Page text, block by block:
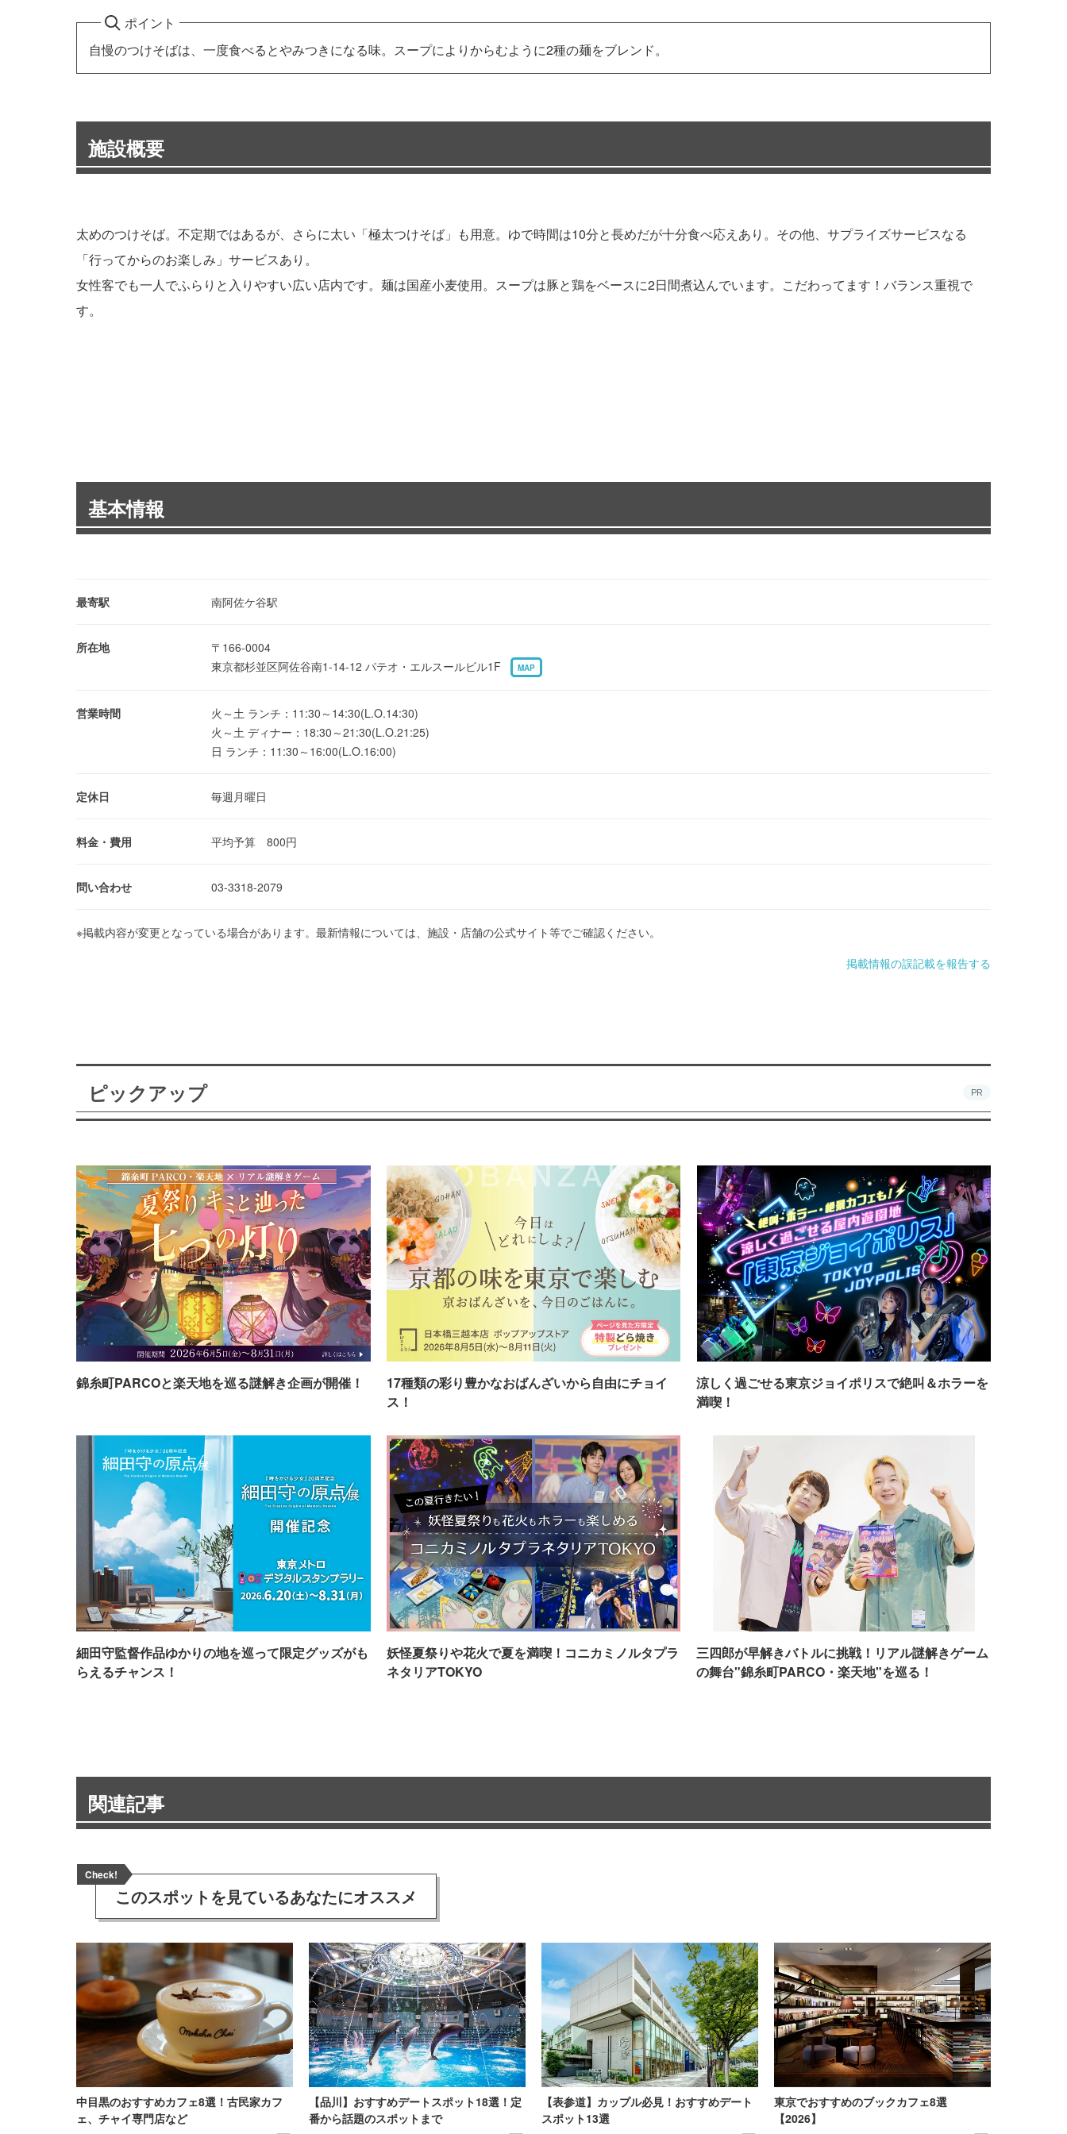
ポイント
自慢のつけそばは、一度食べるとやみつきになる味。スープによりからむように2種の麺をブレンド。
施設概要
太めのつけそば。不定期ではあるが、さらに太い「極太つけそば」も用意。ゆで時間は10分と長めだが十分食べ応えあり。その他、サプライズサービスなる
「行ってからのお楽しみ」サービスあり。
女性客でも一人でふらりと入りやすい広い店内です。麺は国産小麦使用。スープは豚と鶏をベースに2日間煮込んでいます。こだわってます！バランス重視で
す。
基本情報
最寄駅 南阿佐ケ谷駅
所在地
〒166-0004
東京都杉並区阿佐谷南1-14-12 パテオ・エルスールビル1F
MAP
営業時間
火～土 ランチ：11:30～14:30(L.O.14:30)
火～土 ディナー：18:30～21:30(L.O.21:25)
日 ランチ：11:30～16:00(L.O.16:00)
定休日 毎週月曜日
料金・費用 平均予算 800円
問い合わせ 03-3318-2079
※掲載内容が変更となっている場合があります。最新情報については、施設・店舗の公式サイト等でご確認ください。
掲載情報の誤記載を報告する
ピックアップ PR
錦糸町PARCOと楽天地を巡る謎解き企画が開催！
17種類の彩り豊かなおばんざいから自由にチョイ
ス！
涼しく過ごせる東京ジョイポリスで絶叫＆ホラーを
満喫！
細田守監督作品ゆかりの地を巡って限定グッズがも
らえるチャンス！
妖怪夏祭りや花火で夏を満喫！コニカミノルタプラ
ネタリアTOKYO
三四郎が早解きバトルに挑戦！リアル謎解きゲーム
の舞台"錦糸町PARCO・楽天地"を巡る！
関連記事
Check!
このスポットを見ているあなたにオススメ
中目黒のおすすめカフェ8選！古民家カフ
ェ、チャイ専門店など
【品川】おすすめデートスポット18選！定
番から話題のスポットまで
【表参道】カップル必見！おすすめデート
スポット13選
東京でおすすめのブックカフェ8選
【2026】